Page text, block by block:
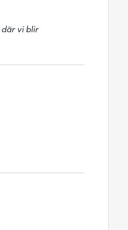
där vi blir